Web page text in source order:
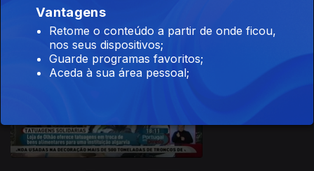
Vantagens
Retome o conteúdo a partir de onde ficou,
nos seus dispositivos;
Guarde programas favoritos;
Aceda à sua área pessoal;